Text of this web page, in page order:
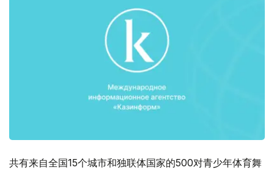
共有来自全国15个城市和独联体国家的500对青少年体育舞